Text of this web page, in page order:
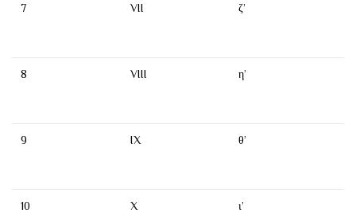
7 VII ζ’
8 VIII η’
9 IX θ’
10 X ι’